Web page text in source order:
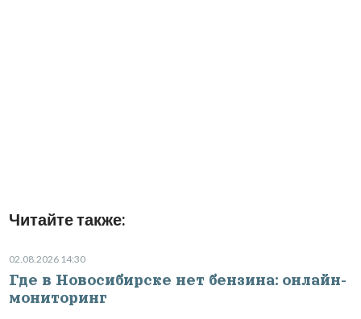
Читайте также:
02.08.2026 14:30
Где в Новосибирске нет бензина: онлайн-
мониторинг